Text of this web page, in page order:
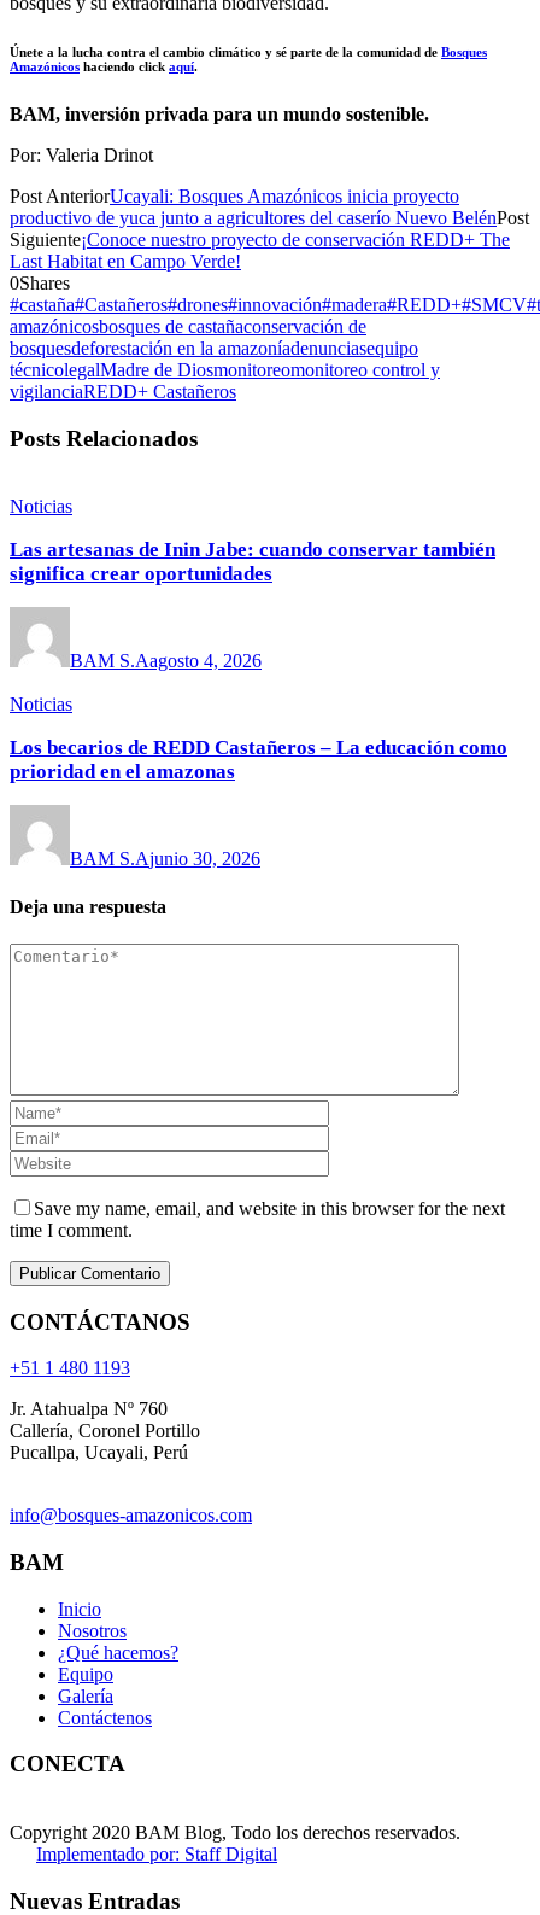
Únete a la lucha contra el cambio climático y sé parte de la comunidad de Bosques
Amazónicos haciendo click aquí.
BAM, inversión privada para un mundo sostenible.
Por: Valeria Drinot
Post AnteriorUcayali: Bosques Amazónicos inicia proyecto
productivo de yuca junto a agricultores del caserío Nuevo BelénPost
Siguiente¡Conoce nuestro proyecto de conservación REDD+ The
Last Habitat en Campo Verde!
0Shares
#castaña#Castañeros#drones#innovación#madera#REDD+#SMCV
amazónicosbosques de castañaconservación de
bosquesdeforestación en la amazoníadenunciasequipo
técnicolegalMadre de Diosmonitoreomonitoreo control y
vigilanciaREDD+ Castañeros
Posts Relacionados
Noticias
Las artesanas de Inin Jabe: cuando conservar también
significa crear oportunidades
BAM S.Aagosto 4, 2026
Noticias
Los becarios de REDD Castañeros – La educación como
prioridad en el amazonas
BAM S.Ajunio 30, 2026
Deja una respuesta
Save my name, email, and website in this browser for the next
time I comment.
CONTÁCTANOS
+51 1 480 1193
Jr. Atahualpa Nº 760
Callería, Coronel Portillo
Pucallpa, Ucayali, Perú
info@bosques-amazonicos.com
BAM
Inicio
Nosotros
¿Qué hacemos?
Equipo
Galería
Contáctenos
CONECTA
Copyright 2020 BAM Blog, Todo los derechos reservados.
Implementado por: Staff Digital
Nuevas Entradas